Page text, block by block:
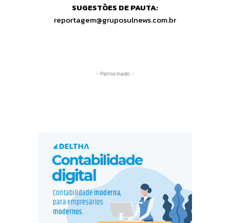
SUGESTÕES DE PAUTA:
reportagem@gruposulnews.com.br
- Patrocinado -